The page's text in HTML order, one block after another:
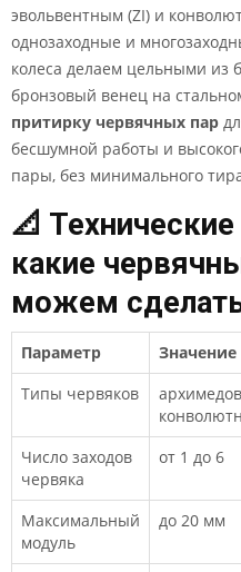
эвольвентным (ZI) и
однозаходные и
колеса делаем цельными из
бронзовый венец на
притирку червячных пар
бесшумной работы и
пары, без минимального
📐
какие
можем
Параметр
Значение
Типы червяков
Число заходов
червяка
от 1 до 6
Максимальный
модуль
до 20 мм